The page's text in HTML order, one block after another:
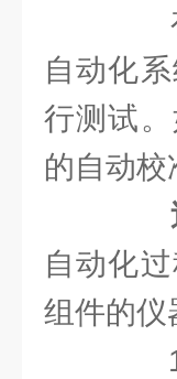
在
自动化
行测试
的自动
自动化
组件的仪
1